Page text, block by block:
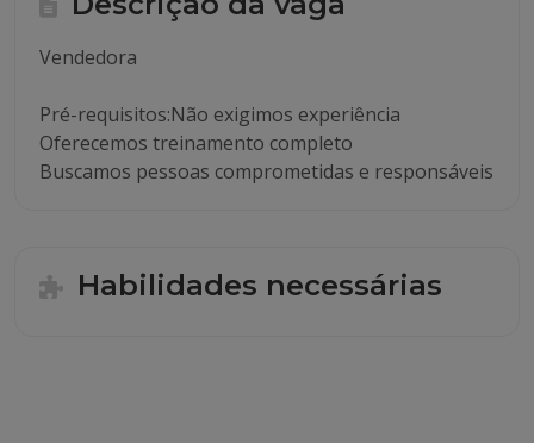
Vendedora
Pré-requisitos:Não exigimos experiência
Oferecemos treinamento completo
Buscamos pessoas comprometidas e responsáveis
Habilidades necessárias